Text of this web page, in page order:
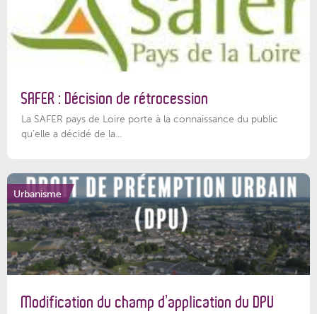
SAFER : Décision de rétrocession
La SAFER pays de Loire porte à la connaissance du public
qu’elle a décidé de la...
Urbanisme
Modification du champ d’application du DPU